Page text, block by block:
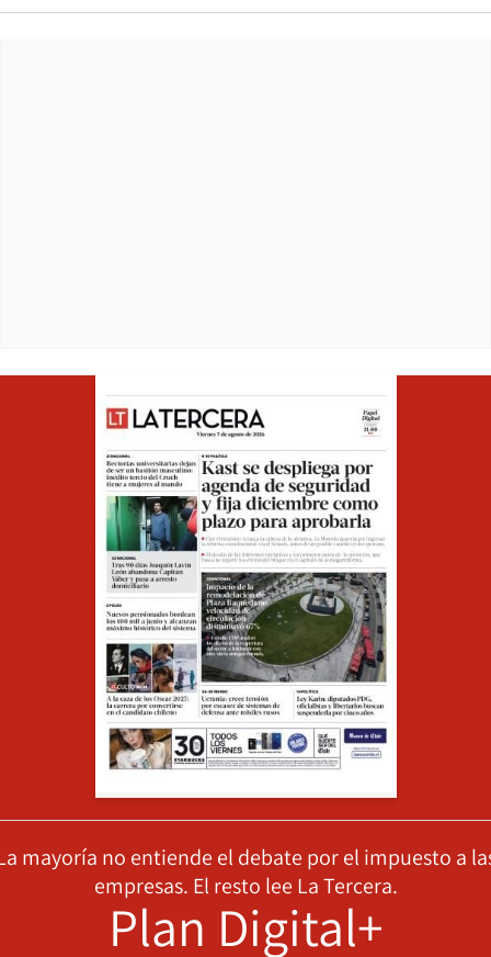
mayoría no entiende el debate por el impuesto a
empresas. El resto lee La Tercera.
Plan Digital+